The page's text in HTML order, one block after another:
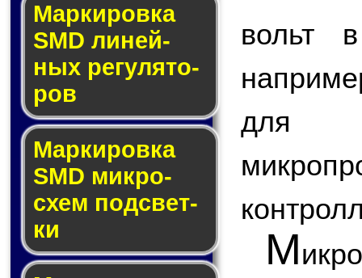
Маркировка
SMD ли­ней­
ных ре­гу­ля­то­
ров
Маркировка
SMD мик­ро­
схем под­свет­
ки
вольт
для
М